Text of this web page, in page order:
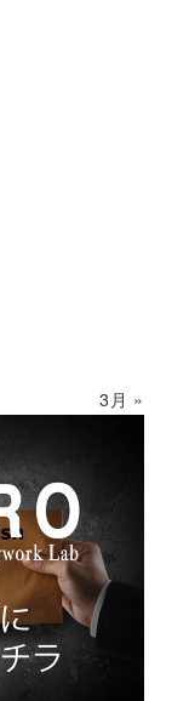
3月 »